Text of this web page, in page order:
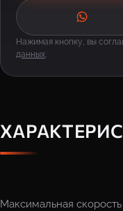
Нажимая кнопку, вы
данных.
Максимальная скорость